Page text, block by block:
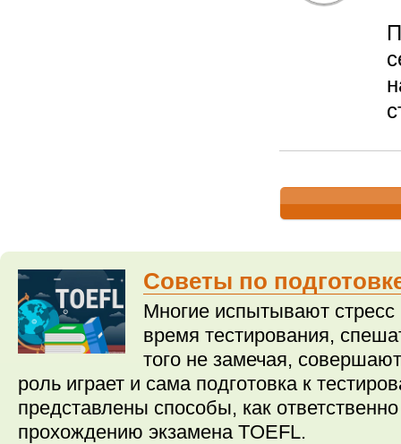
Советы по
Многие испытывают
время тестирования,
того не замечая,
роль играет и сама подготовка к
представлены способы, как
прохождению экзамена TOEFL.